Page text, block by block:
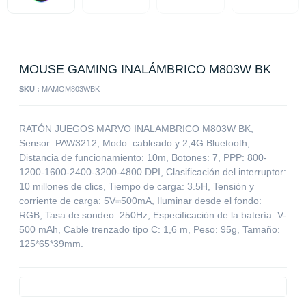
MOUSE GAMING INALÁMBRICO M803W BK
SKU : MAMOM803WBK
RATÓN JUEGOS MARVO INALAMBRICO M803W BK,
Sensor: PAW3212, Modo: cableado y 2,4G Bluetooth,
Distancia de funcionamiento: 10m, Botones: 7, PPP: 800-
1200-1600-2400-3200-4800 DPI, Clasificación del interruptor:
10 millones de clics, Tiempo de carga: 3.5H, Tensión y
corriente de carga: 5V⎓500mA, Iluminar desde el fondo:
RGB, Tasa de sondeo: 250Hz, Especificación de la batería: V-
500 mAh, Cable trenzado tipo C: 1,6 m, Peso: 95g, Tamaño:
125*65*39mm.